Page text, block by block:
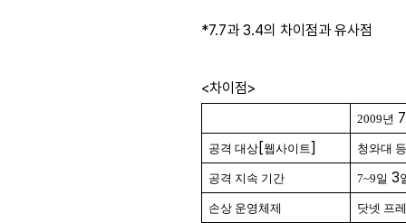
*7.7과 3.4의 차이점과 유사점
<차이점>
2009년 7
공격 대상 [웹사이트] 청와대
공격 지속 기간 7~9일 3
손상 운영체제 닷넷 프